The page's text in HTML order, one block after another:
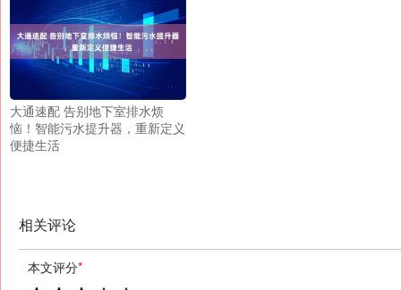
大通速配 告别地下室排水烦
恼！智能污水提升器，重新定义
便捷生活
相关评论
本文评分*